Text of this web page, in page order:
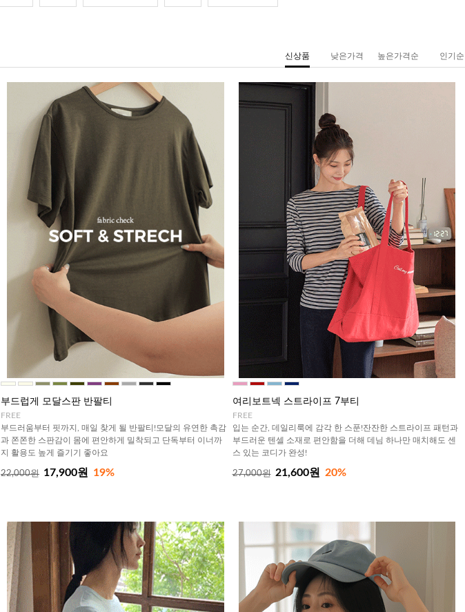
신상품 낮은가격 높은가격순 인기순
부드럽게 모달스판 반팔티
FREE
부드러움부터 핏까지, 매일 찾게 될 반팔티!모달의 유연한 촉감
과 쫀쫀한 스판감이 몸에 편안하게 밀착되고 단독부터 이너까
지 활용도 높게 즐기기 좋아요
22,000원 17,900원 19%
여리보트넥 스트라이프 7부티
FREE
입는 순간, 데일리룩에 감각 한 스푼!잔잔한 스트라이프 패턴과
부드러운 텐셀 소재로 편안함을 더해 데님 하나만 매치해도 센
스 있는 코디가 완성!
27,000원 21,600원 20%